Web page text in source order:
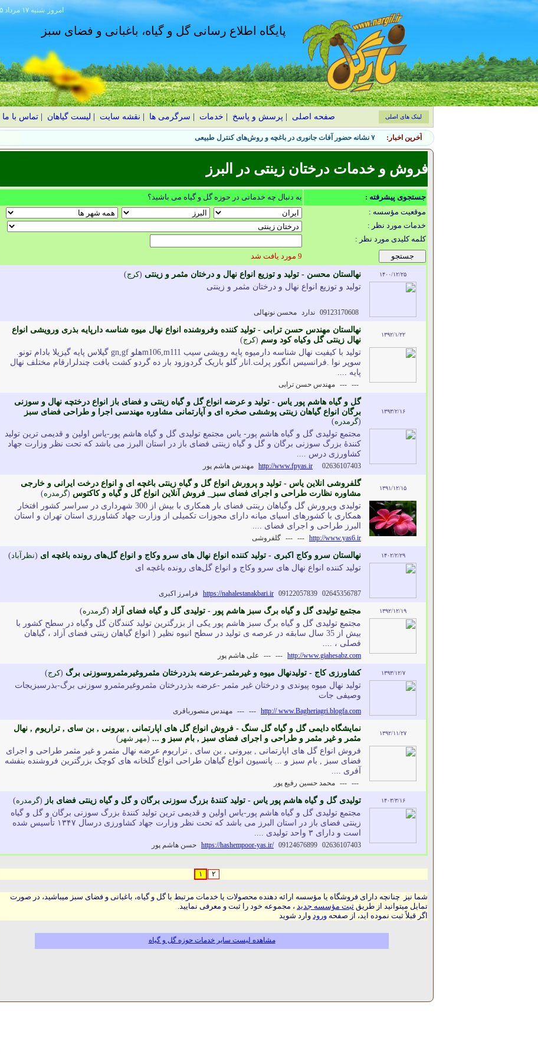
۱۴۰۵ شنبه ۱۷ مرداد امروز
پایگاه اطلاع رسانی گل و گیاه، باغبانی و فضای سبز
صفحه اصلی پرسش و پاسخ خدمات سرگرمی ها نقشه سایت لیست گیاهان |تماس با ما لینک های اصلی
آخرین اخبار: چطور خیار را در گلدان پرمحصول کنیم؟ اشتباهات رایج و نکات طلایی
فروش و خدمات درختان زینتی در البرز
جستجوی پیشرفته :
به دنبال چه خدماتی در حوزه گل و گیاه می باشید؟
موقعیت مؤسسه :
خدمات مورد نظر :
کلمه کلیدی مورد نظر :
9 مورد یافت شد
۱۴۰۰/۱۲/۲۵ نهالستان محسن - تولید و توزیع انواع نهال و درختان مثمر و زینتی (کرج)
تولید و توزیع انواع نهال و درختان مثمر و زینتی
09123170608 ندارد محسن نونهالی
۱۳۹۲/۱/۲۲
نهالستان مهندس حسن ترابی - تولید کننده وفروشنده انواع نهال میوه شناسه دارپایه بذری ورویشی انواع
نهال زینتی گل وکیاه کود وسم (کرج)
تولید با کیفیت نهال شناسه دارمیوه پایه رویشی سیب m106,m111هلو gn,gf گیلاس پایه گیزیلا بادام تونو.
سوپر نوا .فرانسیس انگور پرلت.انار گلو باریک گردوزود بار ده گردو کشت بافت چندلرارقام مختلف نهال
پایه ....
---
--- مهندس حسن ترابی
۱۳۹۳/۲/۱۶
گل و گیاه هاشم پور یاس - تولید و عرضه انواع گل و گیاه زینتی و فضای باز انواع درختچه نهال و سوزنی
برگان انواع گیاهان زینتی پوششی صخره ای و آپارتمانی مشاوره مهندسی اجرا و طراحی فضای سبز
(گرمدره)
مجتمع تولیدی گل و گیاه هاشم پور- یاس مجتمع تولیدی گل و گیاه هاشم پور-یاس اولین و قدیمی ترین تولید
کنندۀ بزرگ سوزنی برگان و گل و گیاه زینتی فضای باز در استان البرز می باشد که تحت نظر وزارت جهاد
کشاورزی درس ....
http://www.fpyas.ir 02636107403 مهندس هاشم پور
۱۳۹۱/۱۲/۱۵
گلفروشی انلاین یاس - تولید و پرورش انواع گل و گیاه زینتی باغچه ای و انواع درخت ایرانی و خارجی
مشاوره نظارت طراحی و اجرای فضای سبز_ فروش آنلاین انواع گل و گیاه و کاکتوس (گرمدره)
تولیدی وپرورش گل وگیاهان رینتی فضای بار همکاری با بیش از 300 شهرداری در سراسر کشور افتخار
همکاری با کشورهای اسیای میانه دارای مجوزات تکمیلی از وزارت جهاد کشاورزی استان تهران و استان
البرز طراحی و اجرای فضای ....
http://www.yas6.ir
---
--- گلفروشی
۱۴۰۲/۲/۲۹ نهالستان سرو وکاج اکبری - تولید کننده انواع نهال های سرو وکاج و انواع گل‌های رونده باغچه ای (نظرآباد)
تولید کننده انواع نهال های سرو وکاج و انواع گل‌های رونده باغچه ای
https://nahalestanakbari.ir 09122057839 02645356787 فرامرز اکبری
۱۳۹۲/۱۲/۱۹ مجتمع تولیدی گل و گیاه برگ سبز هاشم پور - تولیدی گل و گیاه فضای آزاد (گرمدره)
مجتمع تولیدی گل و گیاه برگ سبز هاشم پور یکی از بزرگترین تولید کنندگان گل وگیاه در سطح کشور با
بیش از 35 سال سابقه در عرصه ی تولید در سطح انبوه نظیر ( انواع گیاهان زینتی فضای آزاد ، گیاهان
فصلی ، ....
http://www.giahesabz.com
---
--- علی هاشم پور
۱۳۹۳/۱۲/۷ کشاورزی کاج - تولیدنهال میوه و غیرمثمر-عرضه بذردرختان مثمروغیرمثمروسوزنی برگ (کرج)
تولید نهال میوه پیوندی و درختان غیر مثمر -عرضه بذردرختان مثمروغیرمثمرو سوزنی برگ-بذرسبزیجات
وصیفی جات
http:// www.Bagheriagri.blogfa.com
---
--- مهندس منصورباقری
۱۳۹۲/۱۱/۲۷
نمایشگاه دایمی گل و گیاه گل سنگ - فروش انواع گل های اپارتمانی , بیرونی , بن سای , تراریوم , نهال
مثمر و غیر مثمر و طراحی و اجرای فضای سبز , بام سبز و ... (مهر شهر )
فروش انواع گل های اپارتمانی , بیرونی , بن سای , تراریوم عرضه نهال مثمر و غیر مثمر طراحی و اجرای
فضای سبز , بام سبز و ... پانسیون انواع گیاهان طراحی انواع گلخانه های کوچک بزرگترین فروشنده بنفشه
آفری ....
---
--- محمد حسین رفیع پور
۱۴۰۳/۳/۱۶ تولیدی گل و گیاه هاشم پور یاس - تولید کنندۀ بزرگ سوزنی برگان و گل و گیاه زینتی فضای باز (گرمدره)
مجتمع تولیدی گل و گیاه هاشم پور-یاس اولین و قدیمی ترین تولید کنندۀ بزرگ سوزنی برگان و گل و گیاه
زینتی فضای باز در استان البرز می باشد که تحت نظر وزارت جهاد کشاورزی درسال ۱۳۴۷ تأسیس شده
است و دارای ۳ واحد تولیدی ....
https://hashempoor-yas.ir/ 09124676899 02636107403 حسن هاشم پور
۱ ۲
شما نیز چنانچه دارای فروشگاه یا مؤسسه ارائه دهنده محصولات یا خدمات مرتبط با گل و گیاه، باغبانی و فضای سبز میباشید، در صورت
تمایل میتوانید از طریق ثبت مؤسسه جدید ، مجموعه خود را ثبت و معرفی نمایید.
اگر قبلاً ثبت نموده اید، از صفحه ورود وارد شوید
مشاهده لیست سایر خدمات حوزه گل و گیاه